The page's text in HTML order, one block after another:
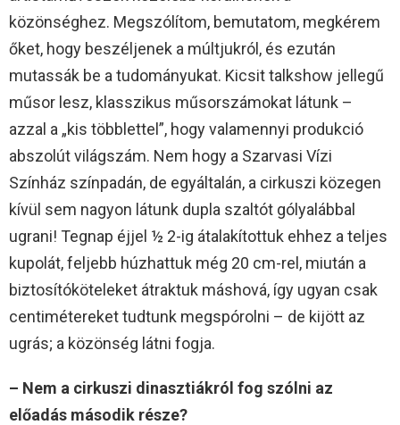
közönséghez. Megszólítom, bemutatom, megkérem
őket, hogy beszéljenek a múltjukról, és ezután
mutassák be a tudományukat. Kicsit talkshow jellegű
műsor lesz, klasszikus műsorszámokat látunk –
azzal a „kis többlettel”, hogy valamennyi produkció
abszolút világszám. Nem hogy a Szarvasi Vízi
Színház színpadán, de egyáltalán, a cirkuszi közegen
kívül sem nagyon látunk dupla szaltót gólyalábbal
ugrani! Tegnap éjjel ½ 2-ig átalakítottuk ehhez a teljes
kupolát, feljebb húzhattuk még 20 cm-rel, miután a
biztosítóköteleket átraktuk máshová, így ugyan csak
centimétereket tudtunk megspórolni – de kijött az
ugrás; a közönség látni fogja.
– Nem a cirkuszi dinasztiákról fog szólni az
előadás második része?